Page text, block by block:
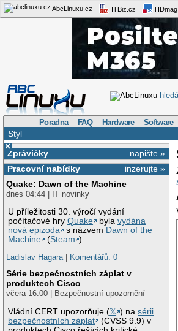
AbcLinuxu.cz ITBiz.cz
AbcLinuxu
Poradna FAQ Hardware Software
Styl
×
napište »
Zprávičky
inzerujte »
Pracovní nabídky
Quake: Dawn of the Machine
dnes 04:44 | IT novinky
U příležitosti 30. výročí vydání
počítačové hryQuake bylavydána
nová epizoda
s názvem Dawn of the
Machine
(Steam ).
Ladislav Hagara| Komentářů: 0
Série bezpečnostních záplat v
produktech Cisco
včera 16:00 | Bezpečnostní upozornění
Vládní CERT upozorňuje (𝕏 ) nasérii
bezpečnostních záplat
(CVSS 9.9) v